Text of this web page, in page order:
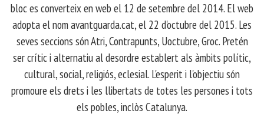
bloc es converteix en web el 12 de setembre del 2014. El web
adopta el nom avantguarda.cat, el 22 d'octubre del 2015. Les
seves seccions són Atri, Contrapunts, Uoctubre, Groc. Pretén
ser crític i alternatiu al desordre establert als àmbits polític,
cultural, social, religiós, eclesial. L'esperit i l'objectiu són
promoure els drets i les llibertats de totes les persones i tots
els pobles, inclòs Catalunya.